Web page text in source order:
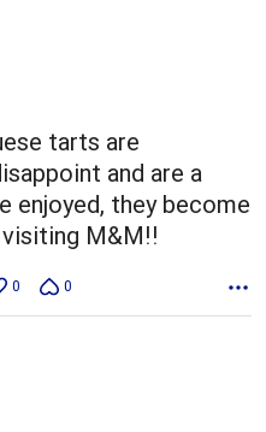
tarts are
and are a
enjoyed, they become
visiting M&M!!
0 0